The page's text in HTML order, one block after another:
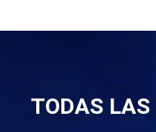
TODAS LAS